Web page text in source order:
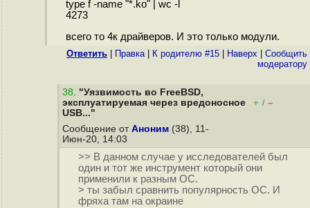
type f -name "*.ko" | wc -l
4273
всего то 4к драйверов. И это только модули.
Ответить Правка| К родителю #15 Наверх
Cообщить
модератору
38. "Уязвимость во FreeBSD,
эксплуатируемая через вредоносное
USB..."
+ / –
Сообщение от Аноним (38), 11-
Июн-20, 14:03
>> В данном случае у исследователей был
один и тот же инструмент который они
применили к разным ОС.
> ты забыл сравнить популярность ОС. И
фряха там на окраине